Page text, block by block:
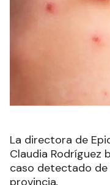
La directora de
Claudia Rodríguez
caso detectado de
provincia.